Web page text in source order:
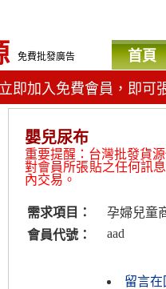
免費批發廣告 首頁
立即加入免費會員，即可
嬰兒尿布
重要提醒：台灣批發貨
對會員所張貼之任何訊
內交易。
需求項目：
孕婦兒童
會員代號：
aad
留言